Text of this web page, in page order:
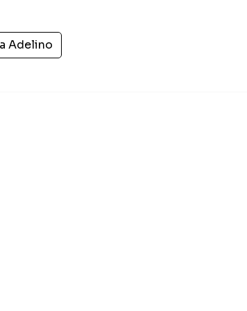
em Suzano, especialmente em Vila
em produzir campanhas
Adelino